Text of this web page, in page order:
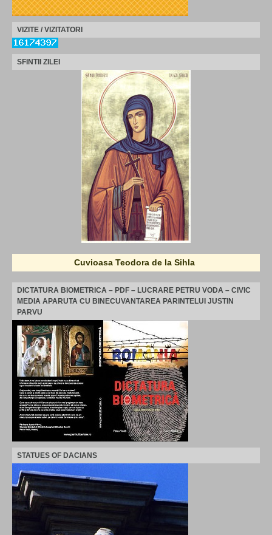
VIZITE / VIZITATORI
SFINTII ZILEI
Cuvioasa Teodora de la Sihla
DICTATURA BIOMETRICA – PDF – LUCRARE PETRU VODA – CIVIC
MEDIA APARUTA CU BINECUVANTAREA PARINTELUI JUSTIN
PARVU
STATUES OF DACIANS